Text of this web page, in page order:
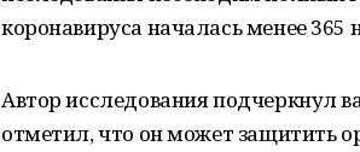
коронавируса началась менее 365
Автор исследования подчеркнул
отметил, что он может защитить